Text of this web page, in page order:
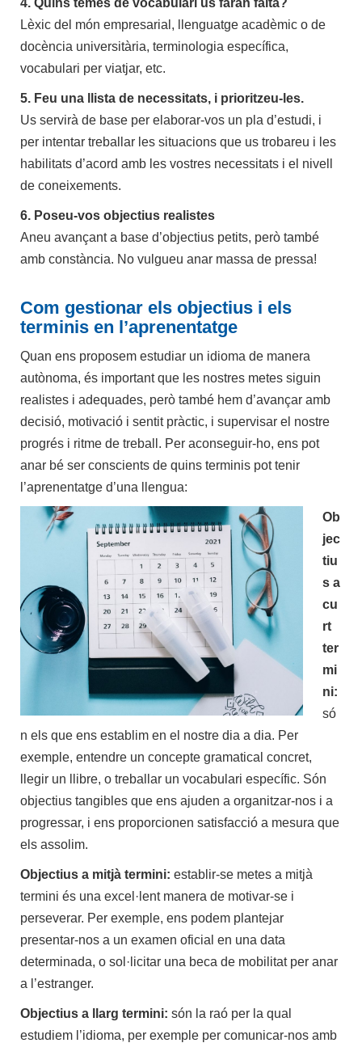
Lèxic del món empresarial, llenguatge acadèmic o de
docència universitària, terminologia específica,
vocabulari per viatjar, etc.
5. Feu una llista de necessitats, i prioritzeu-les.
Us servirà de base per elaborar-vos un pla d’estudi, i
per intentar treballar les situacions que us trobareu i les
habilitats d’acord amb les vostres necessitats i el nivell
de coneixements.
6. Poseu-vos objectius realistes
Aneu avançant a base d’objectius petits, però també
amb constància. No vulgueu anar massa de pressa!
Com gestionar els objectius i els
terminis en l’aprenentatge
Quan ens proposem estudiar un idioma de manera
autònoma, és important que les nostres metes siguin
realistes i adequades, però també hem d’avançar amb
decisió, motivació i sentit pràctic, i supervisar el nostre
progrés i ritme de treball. Per aconseguir-ho, ens pot
anar bé ser conscients de quins terminis pot tenir
l’aprenentatge d’una llengua:
Ob
jec
tiu
s a
cu
rt
ter
mi
ni:
só
n els que ens establim en el nostre dia a dia. Per
exemple, entendre un concepte gramatical concret,
llegir un llibre, o treballar un vocabulari específic. Són
objectius tangibles que ens ajuden a organitzar-nos i a
progressar, i ens proporcionen satisfacció a mesura que
els assolim.
Objectius a mitjà termini: establir-se metes a mitjà
termini és una excel·lent manera de motivar-se i
perseverar. Per exemple, ens podem plantejar
presentar-nos a un examen oficial en una data
determinada, o sol·licitar una beca de mobilitat per anar
a l’estranger.
Objectius a llarg termini: són la raó per la qual
estudiem l’idioma, per exemple per comunicar-nos amb